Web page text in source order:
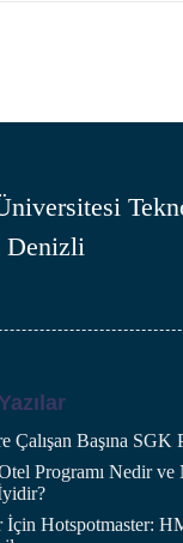
Denizli
Çalışan Başına
Programı Nedir ve
İçin Hotspotmaster: